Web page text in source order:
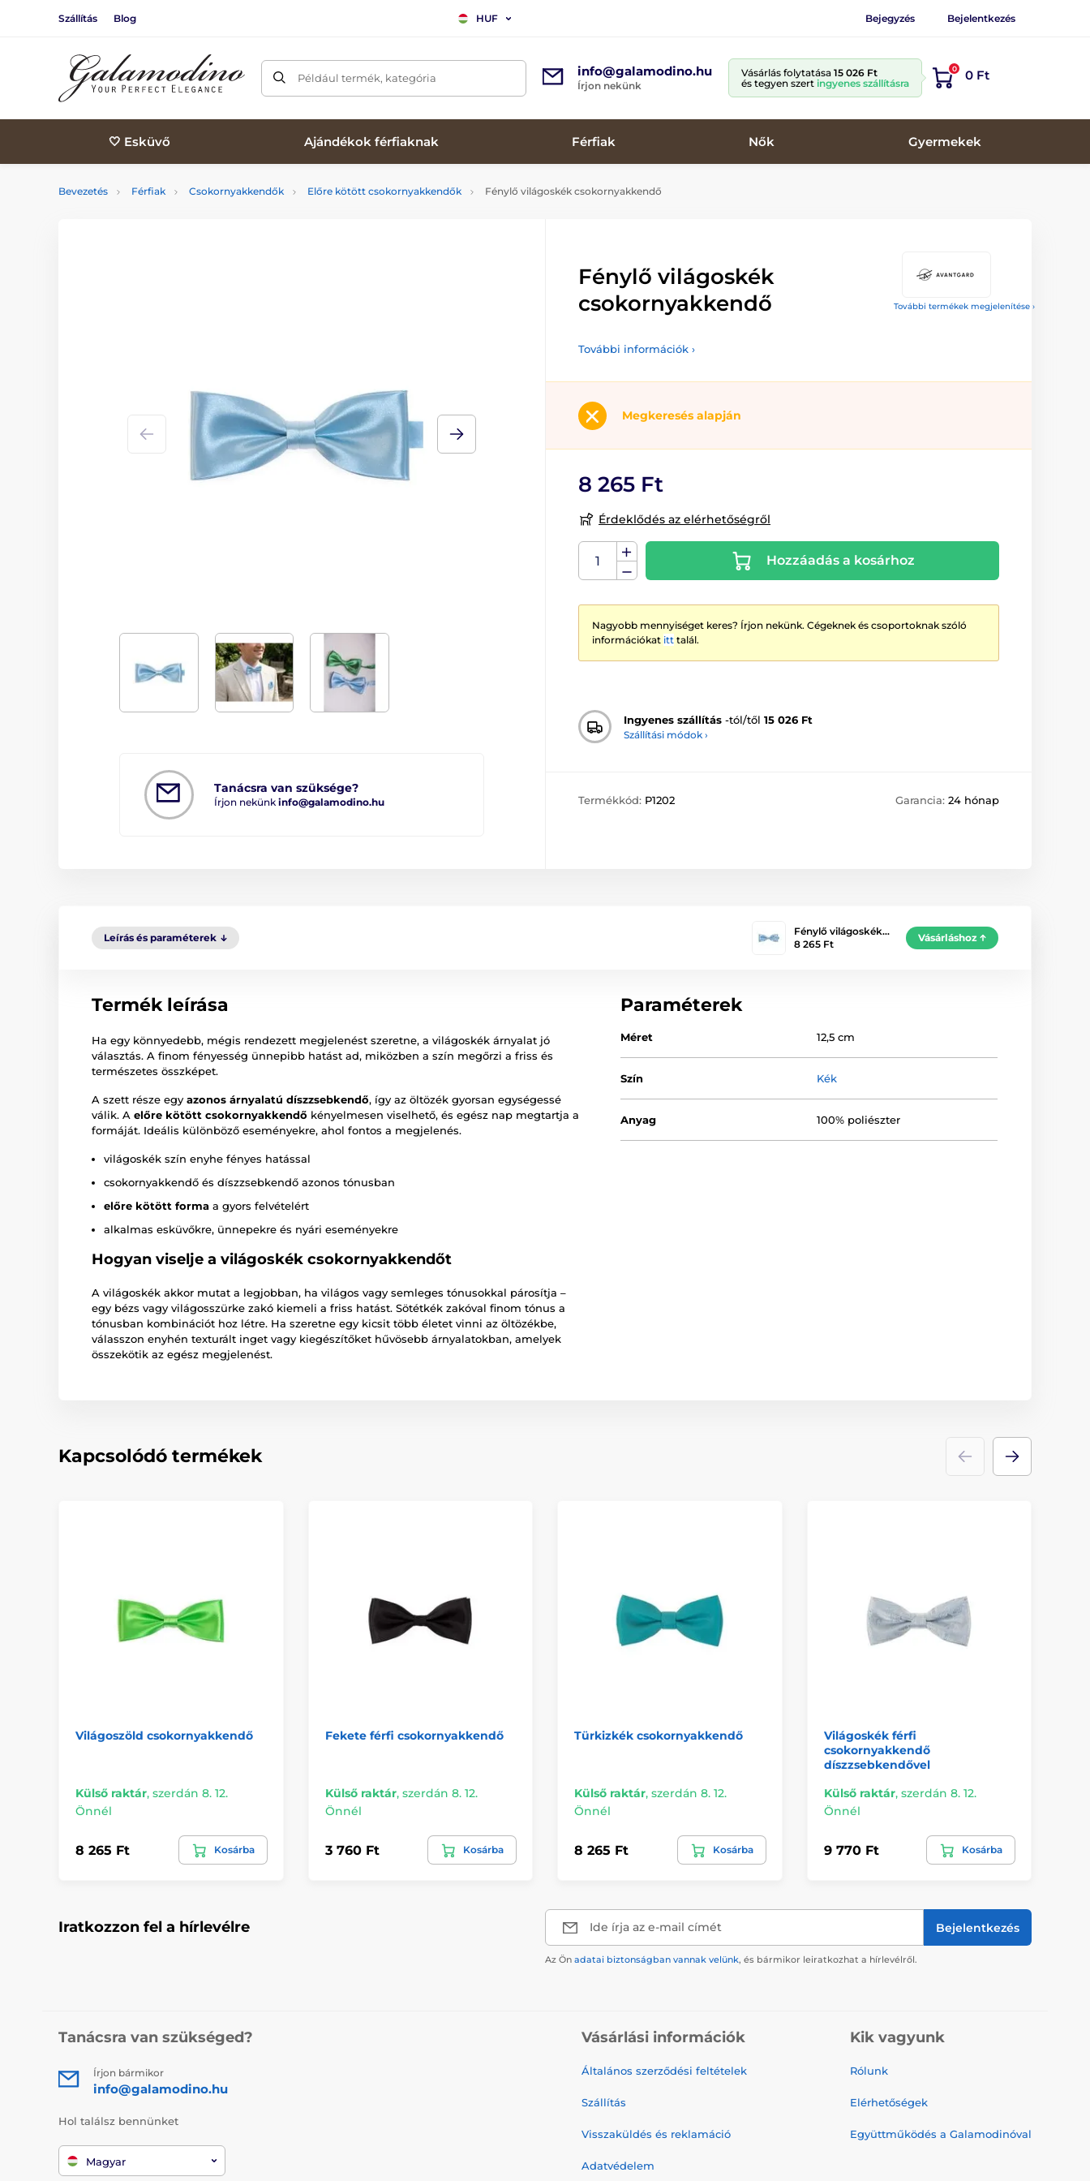
Szállítás Blog HUF Bejegyzés Bejelentkezés
Például termék, kategória info@galamodino.hu
Írjon nekünk
Vásárlás folytatása 15 026 Ft
és tegyen szert ingyenes szállításra
0 0 Ft
🤍 Esküvő Ajándékok férfiaknak Férfiak Nők Gyermekek
Bevezetés Férfiak Csokornyakkendők Előre kötött csokornyakkendők Fénylő világoskék csokornyakkendő
További termékek megjelenítése ›
Tanácsra van szüksége?
Írjon nekünk info@galamodino.hu
Fénylő világoskék
csokornyakkendő
További információk ›
Megkeresés alapján
8 265 Ft
Érdeklődés az elérhetőségről
Hozzáadás a kosárhoz
Nagyobb mennyiséget keres? Írjon nekünk. Cégeknek és csoportoknak szóló
információkat itt talál.
Ingyenes szállítás -tól/től 15 026 Ft
Szállítási módok ›
Termékkód: P1202 Garancia: 24 hónap
Leírás és paraméterek
Fénylő világoskék…
8 265 Ft
Vásárláshoz
Termék leírása
Ha egy könnyedebb, mégis rendezett megjelenést szeretne, a világoskék árnyalat jó
választás. A finom fényesség ünnepibb hatást ad, miközben a szín megőrzi a friss és
természetes összképet.
A szett része egy azonos árnyalatú díszzsebkendő, így az öltözék gyorsan egységessé
válik. A előre kötött csokornyakkendő kényelmesen viselhető, és egész nap megtartja a
formáját. Ideális különböző eseményekre, ahol fontos a megjelenés.
világoskék szín enyhe fényes hatással
csokornyakkendő és díszzsebkendő azonos tónusban
előre kötött forma a gyors felvételért
alkalmas esküvőkre, ünnepekre és nyári eseményekre
Hogyan viselje a világoskék csokornyakkendőt
A világoskék akkor mutat a legjobban, ha világos vagy semleges tónusokkal párosítja –
egy bézs vagy világosszürke zakó kiemeli a friss hatást. Sötétkék zakóval finom tónus a
tónusban kombinációt hoz létre. Ha szeretne egy kicsit több életet vinni az öltözékbe,
válasszon enyhén texturált inget vagy kiegészítőket hűvösebb árnyalatokban, amelyek
összekötik az egész megjelenést.
Paraméterek
Méret 12,5 cm
Szín Kék
Anyag 100% poliészter
Kapcsolódó termékek
Világoszöld csokornyakkendő
Külső raktár, szerdán 8. 12.
Önnél
8 265 Ft Kosárba
Fekete férfi csokornyakkendő
Külső raktár, szerdán 8. 12.
Önnél
3 760 Ft Kosárba
Türkizkék csokornyakkendő
Külső raktár, szerdán 8. 12.
Önnél
8 265 Ft Kosárba
Világoskék férfi
csokornyakkendő
díszzsebkendővel
Külső raktár, szerdán 8. 12.
Önnél
9 770 Ft Kosárba
Iratkozzon fel a hírlevélre Ide írja az e-mail címét Bejelentkezés
Az Ön adatai biztonságban vannak velünk, és bármikor leiratkozhat a hírlevélről.
Tanácsra van szükséged?
Írjon bármikor
info@galamodino.hu
Hol találsz bennünket
Magyar
Vásárlási információk
Általános szerződési feltételek
Szállítás
Visszaküldés és reklamáció
Adatvédelem
Kik vagyunk
Rólunk
Elérhetőségek
Együttműködés a Galamodinóval